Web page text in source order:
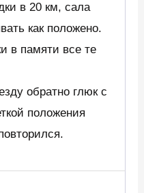
в 20 км, сала
как положено.
в памяти все те
обратно глюк с
положения